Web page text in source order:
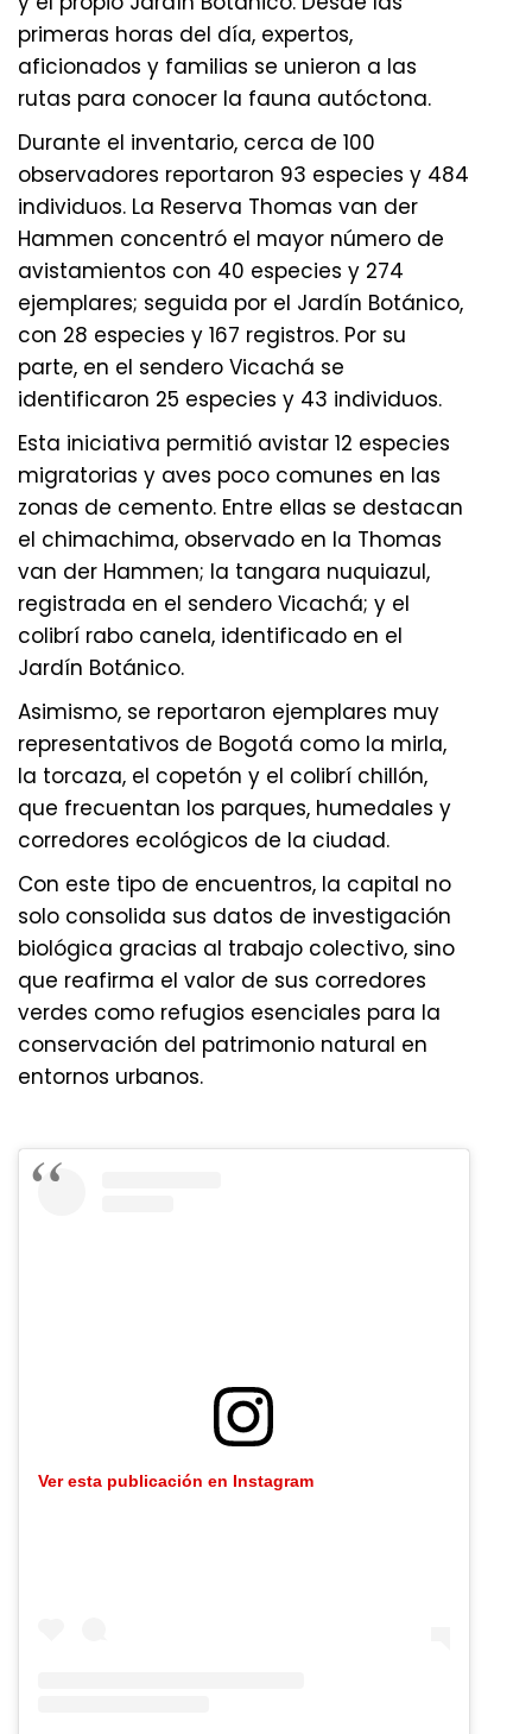
primeras horas del día, expertos,
aficionados y familias se unieron a las
rutas para conocer la fauna autóctona.
Durante el inventario, cerca de 100
observadores reportaron 93 especies y 484
individuos. La Reserva Thomas van der
Hammen concentró el mayor número de
avistamientos con 40 especies y 274
ejemplares; seguida por el Jardín Botánico,
con 28 especies y 167 registros. Por su
parte, en el sendero Vicachá se
identificaron 25 especies y 43 individuos.
Esta iniciativa permitió avistar 12 especies
migratorias y aves poco comunes en las
zonas de cemento. Entre ellas se destacan
el chimachima, observado en la Thomas
van der Hammen; la tangara nuquiazul,
registrada en el sendero Vicachá; y el
colibrí rabo canela, identificado en el
Jardín Botánico.
Asimismo, se reportaron ejemplares muy
representativos de Bogotá como la mirla,
la torcaza, el copetón y el colibrí chillón,
que frecuentan los parques, humedales y
corredores ecológicos de la ciudad.
Con este tipo de encuentros, la capital no
solo consolida sus datos de investigación
biológica gracias al trabajo colectivo, sino
que reafirma el valor de sus corredores
verdes como refugios esenciales para la
conservación del patrimonio natural en
entornos urbanos.
Ver esta publicación en Instagram